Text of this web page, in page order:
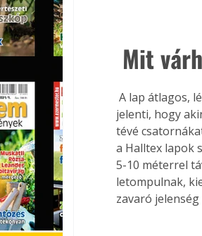
Mit
A lap átlagos, léghangra mért hangcsillapítási képessége 22 dB. Közérthetően ez azt
jelenti, hogy
tévé
a Halltex lapok
5-10 méterrel
letompulnak,
zavaró